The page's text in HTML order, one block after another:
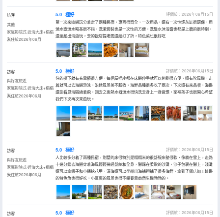
訪客
其他
家庭影院式·近海大床+榻榻
米
入住於2026年06月
5.0 極好
評價於：2026年06月15日
第一次來這邊玩分着定了兩種民宿，東西很齊全，一次用品，還有一次性煙灰缸很環保，用
燒水壺燒水喝茶很不錯，洗漱套裝也是一次性的方便，洗髮水沐浴露也都是上牆的很特別，
還坐船出海遊玩，去的飯店提老闆還給打了折，特色菜也很好吃
訪客
與好友旅遊
家庭影院式·近海大床+榻榻
米
入住於2026年06月
5.0 極好
評價於：2026年06月15日
住的樓下就有充電樁很方便，每個屋插座都在床邊伸手就可以夠到很方便，還有吹風機，走
着就可以去海邊游泳，沿途風景美不勝收，海鮮品種很多吃了兩次，下次還有來品嚐，海邊
還能看見海鷗繞着飛，回去之後熱水器燒水很快洗去身上一身疲憊，家裡孩子也很開心希望
我們下次再次來遊玩。
訪客
與好友旅遊
家庭影院式·近海大床+榻榻
米
入住於2026年06月
5.0 極好
評價於：2026年06月15日
人比較多分着了兩種民宿，別墅的床很特別是榻榻米的很舒服床墊很軟，像躺在雲上，走路
十幾分鍾去海邊穿着海風輕輕拂過髮絲和全身，腳踩在柔軟的沙灘，沙子包裹在腳上，淺灘
還可以拿鏟子和小桶挖花甲，深海還可以坐船出海捕撈捕了很多海鮮，拿到了飯店加工這邊
的特色魚也很好吃，小區裏的風景也很不錯春意盎然生機勃勃的。
訪客
5.0 極好
評價於：2026年06月15日